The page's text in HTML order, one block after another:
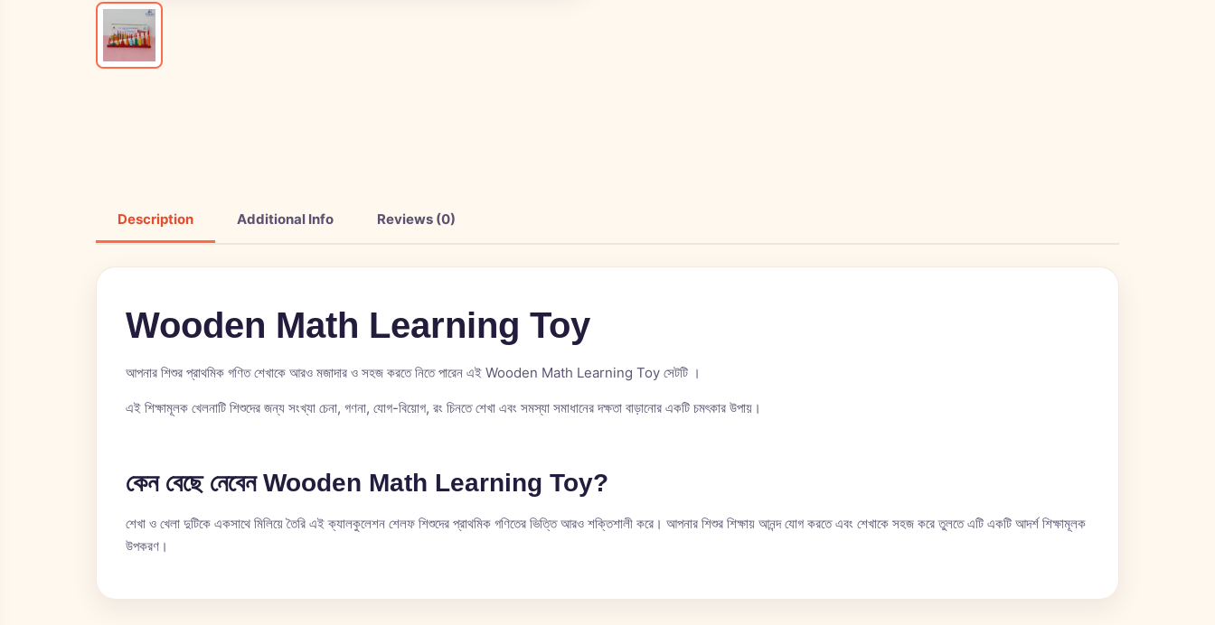
Description Additional Info Reviews (0)
Wooden Math Learning Toy
আপনার শিশুর প্রাথমিক গণিত শেখাকে আরও মজাদার ও সহজ করতে নিতে পারেন এই Wooden Math Learning Toy সেটটি ।
এই শিক্ষামূলক খেলনাটি শিশুদের জন্য সংখ্যা চেনা, গণনা, যোগ-বিয়োগ, রং চিনতে শেখা এবং সমস্যা সমাধানের দক্ষতা বাড়ানোর একটি চমৎকার উপায়।
কেন বেছে নেবেন Wooden Math Learning Toy?
শেখা ও খেলা দুটিকে একসাথে মিলিয়ে তৈরি এই ক্যালকুলেশন শেলফ শিশুদের প্রাথমিক গণিতের ভিত্তি আরও শক্তিশালী করে। আপনার শিশুর শিক্ষায় আনন্দ যোগ করতে এবং শেখাকে সহজ করে তুলতে এটি একটি আদর্শ শিক্ষামূলক
উপকরণ।